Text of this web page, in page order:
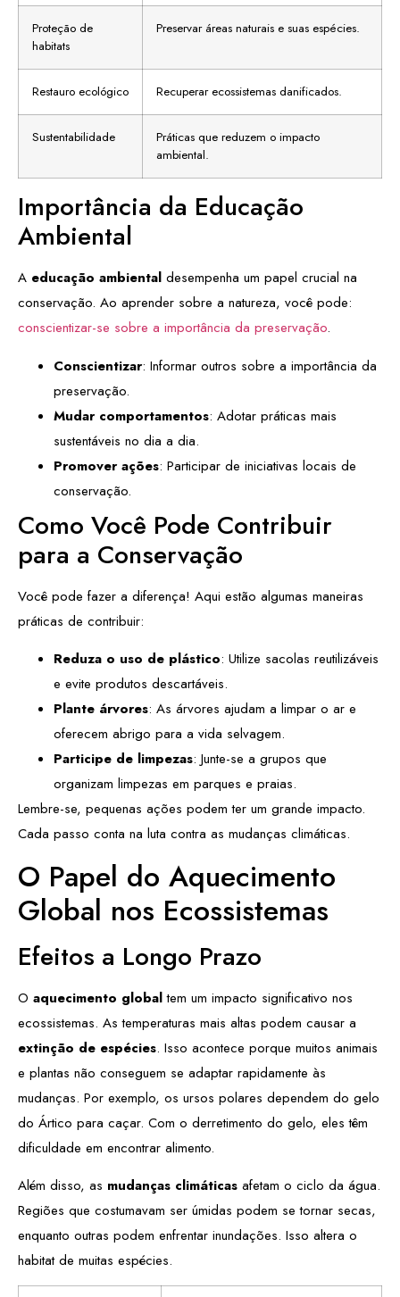
Proteção de
habitats
Preservar áreas naturais e suas espécies.
Restauro ecológico Recuperar ecossistemas danificados.
Sustentabilidade
Práticas que reduzem o impacto
ambiental.
Importância da Educação
Ambiental
A educação ambiental desempenha um papel crucial na
conservação. Ao aprender sobre a natureza, você pode:
conscientizar-se sobre a importância da preservação.
Conscientizar: Informar outros sobre a importância da
preservação.
Mudar comportamentos: Adotar práticas mais
sustentáveis no dia a dia.
Promover ações: Participar de iniciativas locais de
conservação.
Como Você Pode Contribuir
para a Conservação
Você pode fazer a diferença! Aqui estão algumas maneiras
práticas de contribuir:
Reduza o uso de plástico: Utilize sacolas reutilizáveis
e evite produtos descartáveis.
Plante árvores: As árvores ajudam a limpar o ar e
oferecem abrigo para a vida selvagem.
Participe de limpezas: Junte-se a grupos que
organizam limpezas em parques e praias.
Lembre-se, pequenas ações podem ter um grande impacto.
Cada passo conta na luta contra as mudanças climáticas.
O Papel do Aquecimento
Global nos Ecossistemas
Efeitos a Longo Prazo
O aquecimento globaltem um impacto significativo nos
ecossistemas. As temperaturas mais altas podem causar a
extinção de espécies. Isso acontece porque muitos animais
e plantas não conseguem se adaptar rapidamente às
mudanças. Por exemplo, os ursos polares dependem do gelo
do Ártico para caçar. Com o derretimento do gelo, eles têm
dificuldade em encontrar alimento.
Além disso, as mudanças climáticas afetam o ciclo da água.
Regiões que costumavam ser úmidas podem se tornar secas,
enquanto outras podem enfrentar inundações. Isso altera o
habitat de muitas espécies.